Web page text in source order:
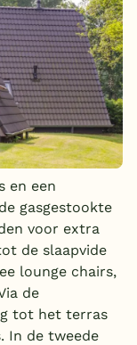
en een
gasgestookte
voor extra
de slaapvide
lounge chairs,
de
tot het terras
In de tweede